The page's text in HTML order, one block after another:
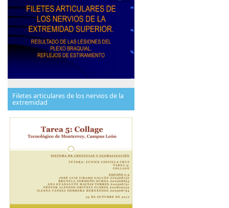
Filetes articulares de los nervios de la
extremidad